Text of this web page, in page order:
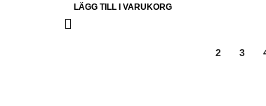
LÄGG TILL I VARUKORG
2 3